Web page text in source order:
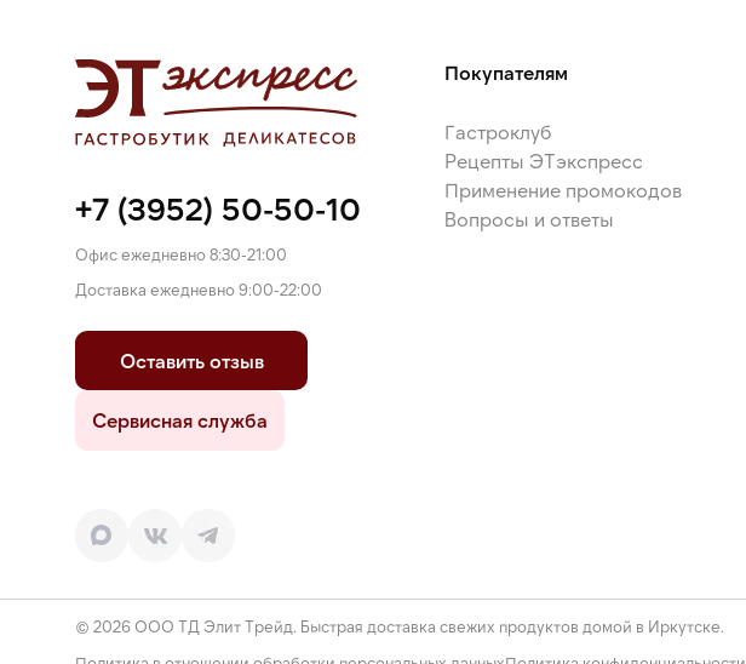
+7 (3952) 50-50-10
Офис ежедневно 8:30-21:00
Доставка ежедневно 9:00-22:00
Оставить отзыв
Сервисная служба
Покупателям
Гастроклуб
Рецепты ЭТэкспресс
Применение промокодов
Вопросы и ответы
© 2026 ООО ТД Элит Трейд. Быстрая доставка свежих продуктов домой в Иркутске.